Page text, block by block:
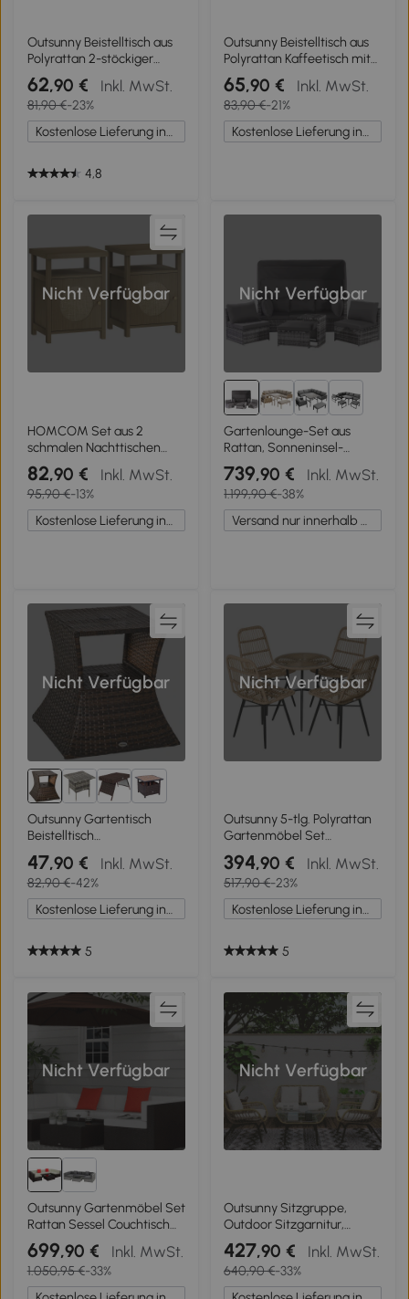
Outsunny Beistelltisch aus
Polyrattan 2-stöckiger
Kaffeetisch mit Ablage
Glasplatte verstellbaren
Füßen 65 x 65 x 50 cm
Gelb
62,90 € Inkl. MwSt.
81,90 €-23%
Kostenlose Lieferung innerhalb Deutschlands
4,8
Outsunny Beistelltisch aus
Polyrattan Kaffeetisch mit
gehärteter Glasplatte
Gartentisch mit
Stahlrahmen 70 x 70 x 33
cm Braun
65,90 € Inkl. MwSt.
83,90 €-21%
Kostenlose Lieferung innerhalb Deutschlands
Nicht Verfügbar
HOMCOM Set aus 2
schmalen Nachttischen
Beistelltisch offenes Fach
Schrank Rattan-Finish, 40 x
35 x 55 cm braun
82,90 € Inkl. MwSt.
95,90 €-13%
Kostenlose Lieferung innerhalb Deutschlands
Nicht Verfügbar
13+
Gartenlounge-Set aus
Rattan, Sonneninsel-
Sitzgruppe mit Sofa,
Sesseln, Hocker und Tisch,
Grau
739,90 € Inkl. MwSt.
1.199,90 €-38%
Versand nur innerhalb Deutschlands
Nicht Verfügbar
1+
Outsunny Gartentisch
Beistelltisch
Sonnenschirmständer
Gartenmöbel Terrasse
Polyrattan Braun 54 x 54 x
55 cm
47,90 € Inkl. MwSt.
82,90 €-42%
5
Nicht Verfügbar
Outsunny 5-tlg. Polyrattan
Gartenmöbel Set
Essgruppe Esstisch mit 4
Stühlen Gartensitzgruppe
mit Beistelltisch Gartenset
Outdoor Metall Natur
394,90 € Inkl. MwSt.
517,90 €-23%
5
Nicht Verfügbar
Outsunny Gartenmöbel Set
Rattan Sessel Couchtisch
7tlg. mit Kissen Balkon im
Freien
699,90 € Inkl. MwSt.
1.050,95 €-33%
Nicht Verfügbar
Outsunny Sitzgruppe,
Outdoor Sitzgarnitur,
Gartenmöbel Set mit
Beistelltisch, Metall, Rattan,
Beige, 118 x 69 x 73 cm
427,90 € Inkl. MwSt.
640,90 €-33%